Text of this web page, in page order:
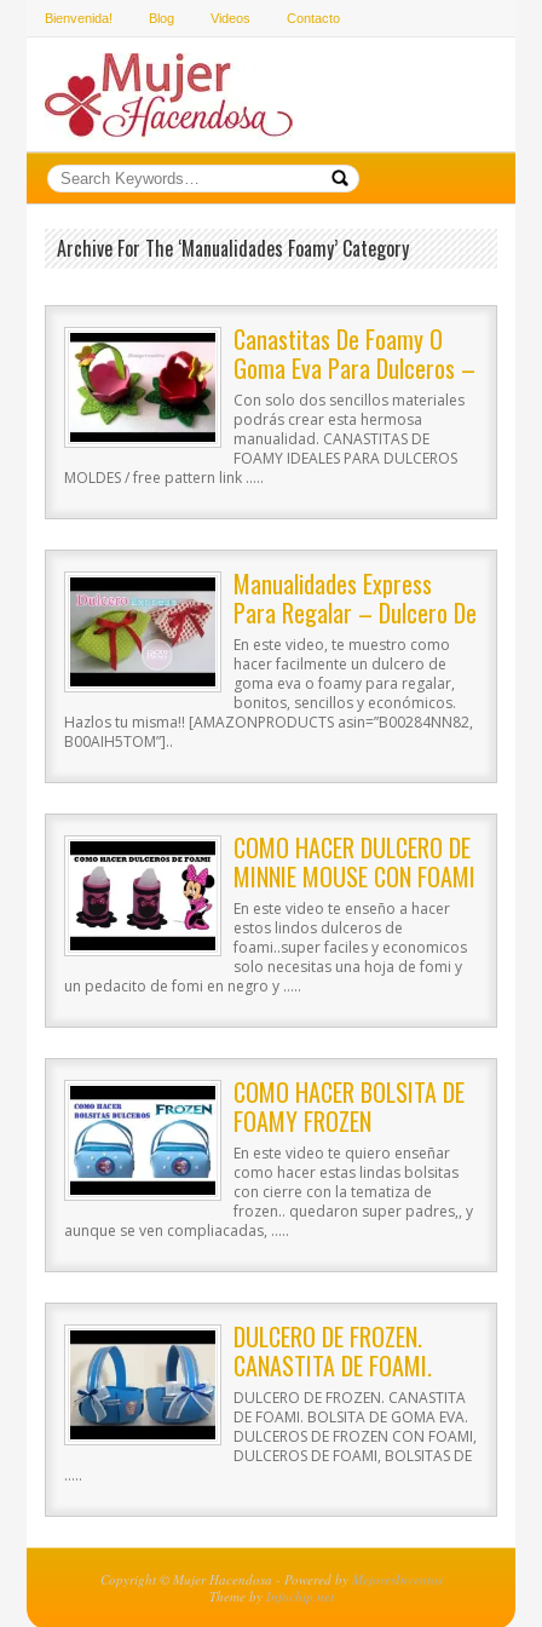
Bienvenida! Blog Videos Contacto
Archive For The ‘Manualidades Foamy’ Category
Canastitas De Foamy O
Goma Eva Para Dulceros –
Manualidades Para
Navidad / Ronycreativa
Con solo dos sencillos materiales
podrás crear esta hermosa
manualidad. CANASTITAS DE
FOAMY IDEALES PARA DULCEROS
MOLDES / free pattern link …..
Manualidades Express
Para Regalar – Dulcero De
Goma Eva – Manualidades
Para Todos
En este video, te muestro como
hacer facilmente un dulcero de
goma eva o foamy para regalar,
bonitos, sencillos y económicos.
Hazlos tu misma!! [AMAZONPRODUCTS asin=”B00284NN82,
B00AIH5TOM”]..
COMO HACER DULCERO DE
MINNIE MOUSE CON FOAMI
FACIL
En este video te enseño a hacer
estos lindos dulceros de
foami..super faciles y economicos
solo necesitas una hoja de fomi y
un pedacito de fomi en negro y …..
COMO HACER BOLSITA DE
FOAMY FROZEN
En este video te quiero enseñar
como hacer estas lindas bolsitas
con cierre con la tematiza de
frozen.. quedaron super padres,, y
aunque se ven compliacadas, …..
DULCERO DE FROZEN.
CANASTITA DE FOAMI.
BOLSITA DE GOMA EVA.
DULCERO DE FROZEN. CANASTITA
DE FOAMI. BOLSITA DE GOMA EVA.
DULCEROS DE FROZEN CON FOAMI,
DULCEROS DE FOAMI, BOLSITAS DE
…..
Copyright © Mujer Hacendosa - Powered by MejoresInventos
Theme by Infochip.net